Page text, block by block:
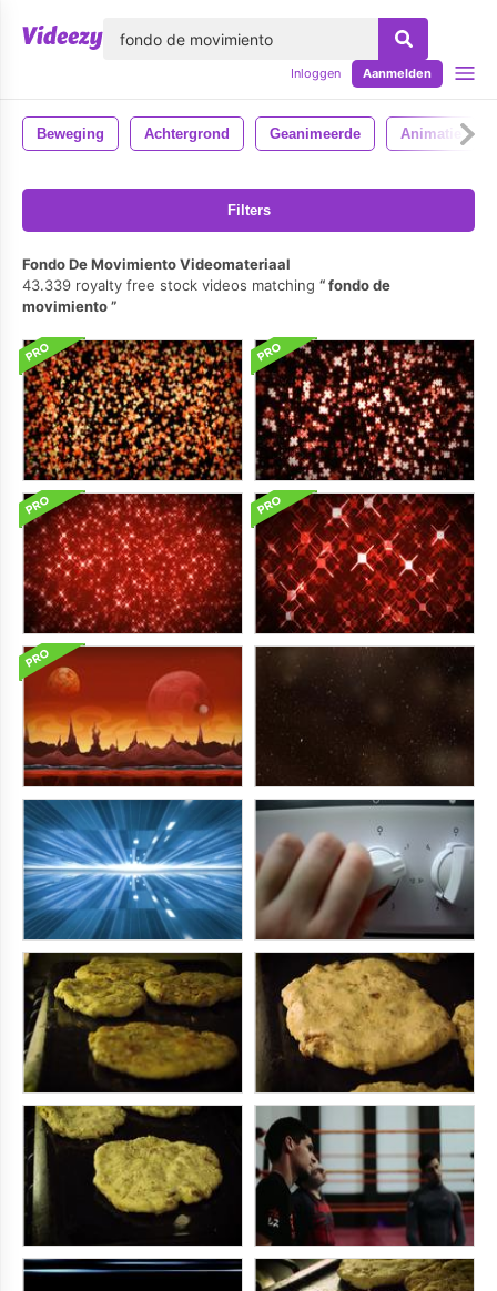
Inloggen Aanmelden
Beweging Achtergrond Geanimeerde Animatie
Filters
Fondo De Movimiento Videomateriaal
43.339 royalty free stock videos matching
fondo de
movimiento